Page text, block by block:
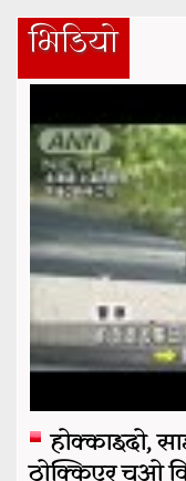
भिडियो
होक्काइदो,